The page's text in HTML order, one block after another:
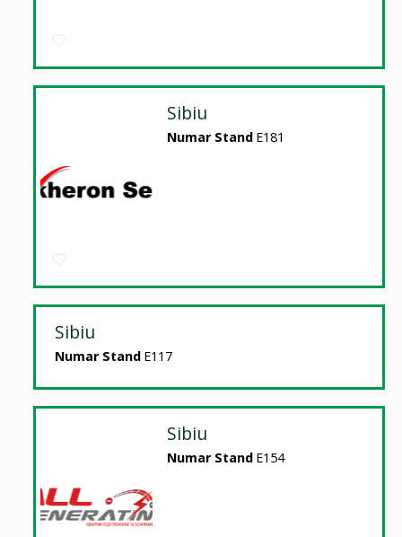
Sibiu
Numar Stand E181
Sibiu
Numar Stand E117
Sibiu
Numar Stand E154